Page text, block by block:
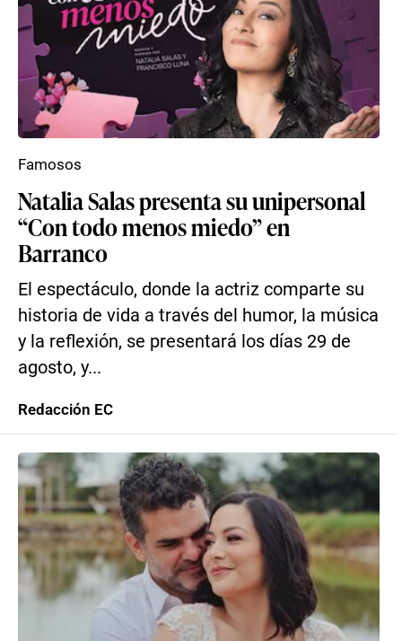
Natalia Salas presenta su unipersonal
“Con todo menos miedo” en
Barranco
El espectáculo, donde la actriz comparte su
historia de vida a través del humor, la música
y la reflexión, se presentará los días 29 de
agosto, y...
Famosos
Redacción EC